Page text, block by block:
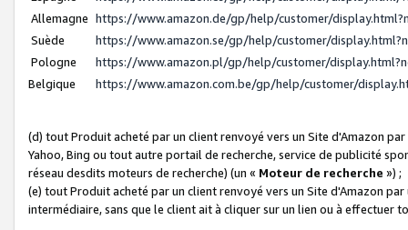
Allemagne https://www.amazon.de/gp/help/customer/
Suède
https://www.amazon.se/gp/help/customer/
Pologne
https://www.amazon.pl/gp/help/customer/
Belgique
https://www.amazon.com.be/gp/help/customer/
(d) tout Produit acheté par un client renvoyé vers un Site d'Amazon
Yahoo, Bing ou tout autre portail de recherche, service de publicité
réseau desdits moteurs de recherche) (un « Moteur de recherche ») ;
(e) tout Produit acheté par un client renvoyé vers un Site d'Amazon
intermédiaire, sans que le client ait à cliquer sur un lien ou à